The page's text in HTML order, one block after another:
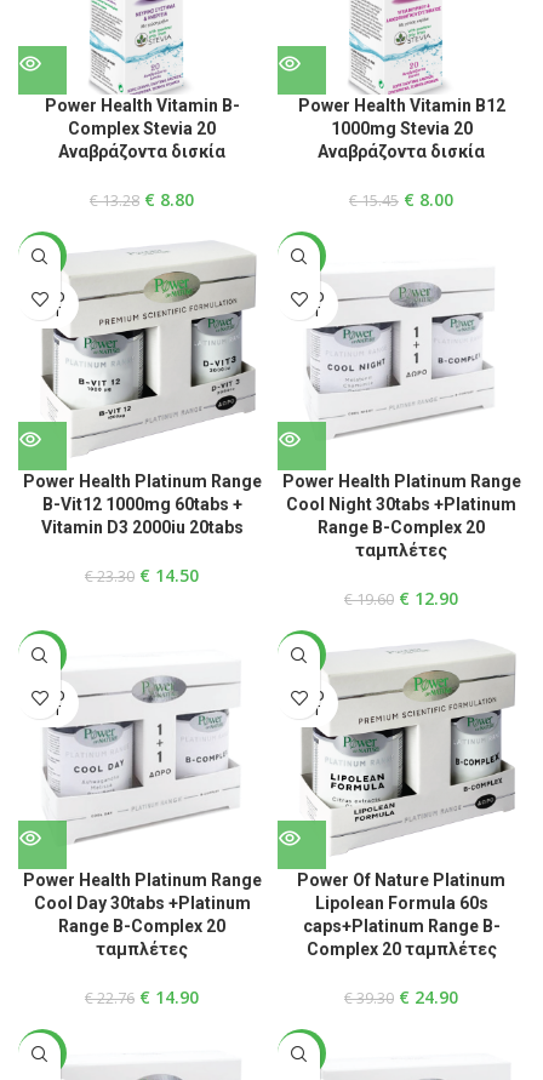
Power Health Vitamin B-
Complex Stevia 20
Αναβράζοντα δισκία
€13.28 € 8.80
Power Health Vitamin B12
1000mg Stevia 20
Αναβράζοντα δισκία
€15.45 € 8.00
-38%
SOLD
OUT
Power Health Platinum Range
B-Vit12 1000mg 60tabs +
Vitamin D3 2000iu 20tabs
€23.30 € 14.50
-34%
SOLD
OUT
Power Health Platinum Range
Cool Night 30tabs +Platinum
Range B-Complex 20
ταμπλέτες
€19.60 € 12.90
-35%
SOLD
OUT
Power Health Platinum Range
Cool Day 30tabs +Platinum
Range B-Complex 20
ταμπλέτες
€22.76 € 14.90
-37%
SOLD
OUT
Power Of Nature Platinum
Lipolean Formula 60s
caps+Platinum Range B-
Complex 20 ταμπλέτες
€39.30 € 24.90
-30% -36%